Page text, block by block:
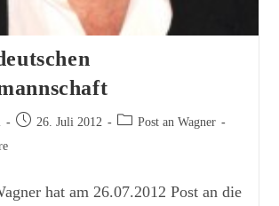
Beitrag26. Juli 2012
Beitrags-
Post an Wagner
hat am 26.07.2012 Post an die